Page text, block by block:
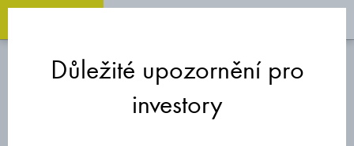
Quicklinks
FOND
Důležité upozornění pro
investory